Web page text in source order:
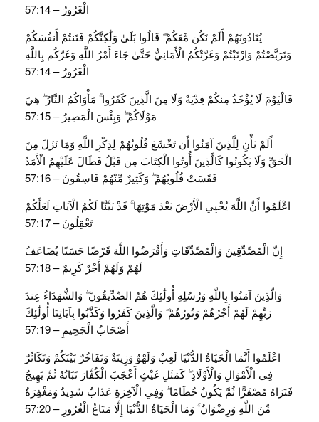
الْغَرُورُ – 57:14
يُنَادُونَهُمْ أَلَمْ نَكُن مَّعَكُمْ ۖ قَالُوا بَلَىٰ وَلَٰكِنَّكُمْ فَتَنتُمْ أَنفُسَكُمْ
وَتَرَبَّصْتُمْ وَارْتَبْتُمْ وَغَرَّتْكُمُ الْأَمَانِيُّ حَتَّىٰ جَاءَ أَمْرُ اللَّهِ وَغَرَّكُم بِاللَّهِ
الْغَرُورُ – 57:14
فَالْيَوْمَ لَا يُؤْخَذُ مِنكُمْ فِدْيَةٌ وَلَا مِنَ الَّذِينَ كَفَرُوا ۚ مَأْوَاكُمُ النَّارُ ۖ هِيَ
مَوْلَاكُمْ ۖ وَبِئْسَ الْمَصِيرُ – 57:15
أَلَمْ يَأْنِ لِلَّذِينَ آمَنُوا أَن تَخْشَعَ قُلُوبُهُمْ لِذِكْرِ اللَّهِ وَمَا نَزَلَ مِنَ
الْحَقِّ وَلَا يَكُونُوا كَالَّذِينَ أُوتُوا الْكِتَابَ مِن قَبْلُ فَطَالَ عَلَيْهِمُ الْأَمَدُ
فَقَسَتْ قُلُوبُهُمْ ۖ وَكَثِيرٌ مِّنْهُمْ فَاسِقُونَ – 57:16
اعْلَمُوا أَنَّ اللَّهَ يُحْيِي الْأَرْضَ بَعْدَ مَوْتِهَا ۚ قَدْ بَيَّنَّا لَكُمُ الْآيَاتِ لَعَلَّكُمْ
تَعْقِلُونَ – 57:17
إِنَّ الْمُصَّدِّقِينَ وَالْمُصَّدِّقَاتِ وَأَقْرَضُوا اللَّهَ قَرْضًا حَسَنًا يُضَاعَفُ
لَهُمْ وَلَهُمْ أَجْرٌ كَرِيمٌ – 57:18
وَالَّذِينَ آمَنُوا بِاللَّهِ وَرُسُلِهِ أُولَٰئِكَ هُمُ الصِّدِّيقُونَ ۖ وَالشُّهَدَاءُ عِندَ
رَبِّهِمْ لَهُمْ أَجْرُهُمْ وَنُورُهُمْ ۖ وَالَّذِينَ كَفَرُوا وَكَذَّبُوا بِآيَاتِنَا أُولَٰئِكَ
أَصْحَابُ الْجَحِيمِ – 57:19
اعْلَمُوا أَنَّمَا الْحَيَاةُ الدُّنْيَا لَعِبٌ وَلَهْوٌ وَزِينَةٌ وَتَفَاخُرٌ بَيْنَكُمْ وَتَكَاثُرٌ
فِي الْأَمْوَالِ وَالْأَوْلَادِ ۖ كَمَثَلِ غَيْثٍ أَعْجَبَ الْكُفَّارَ نَبَاتُهُ ثُمَّ يَهِيجُ
فَتَرَاهُ مُصْفَرًّا ثُمَّ يَكُونُ حُطَامًا ۖ وَفِي الْآخِرَةِ عَذَابٌ شَدِيدٌ وَمَغْفِرَةٌ
مِّنَ اللَّهِ وَرِضْوَانٌ ۚ وَمَا الْحَيَاةُ الدُّنْيَا إِلَّا مَتَاعُ الْغُرُورِ – 57:20